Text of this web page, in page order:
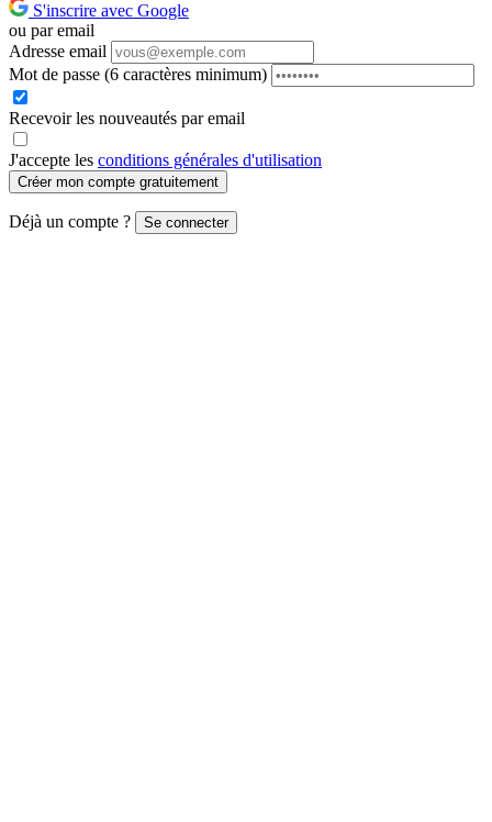
S'inscrire avec Google
ou par email
Adresse email
Mot de passe (6 caractères minimum)
Recevoir les nouveautés par email
J'accepte les conditions générales d'utilisation
Créer mon compte gratuitement
Déjà un compte ? Se connecter